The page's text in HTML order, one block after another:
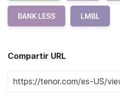
BANK LESS LMBL
Compartir URL